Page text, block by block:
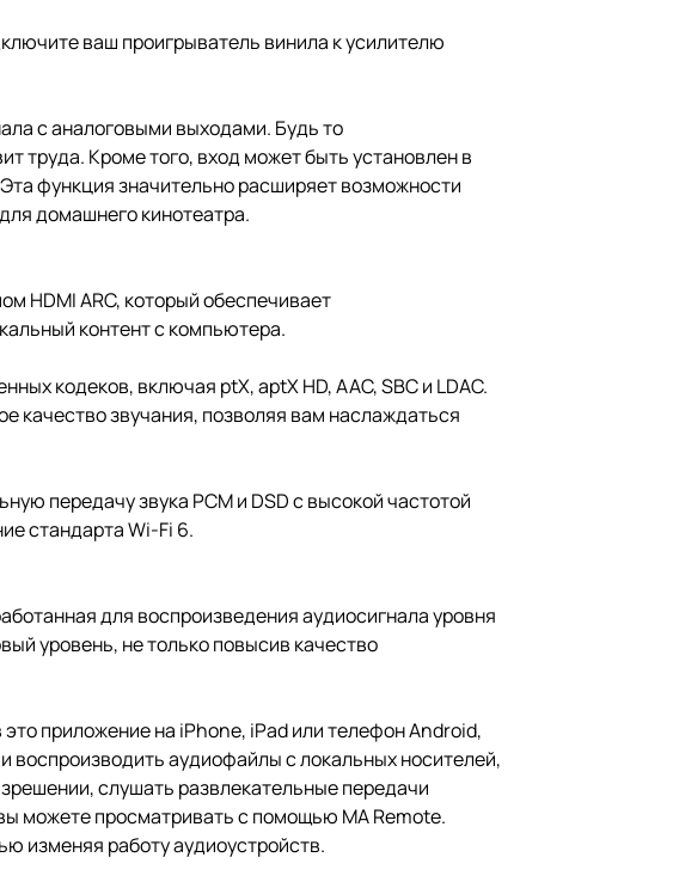
ваш проигрыватель винила к усилителю
с аналоговыми выходами. Будь то
труда. Кроме того, вход может быть установлен в
функция значительно расширяет возможности
домашнего кинотеатра.
HDMI ARC, который обеспечивает
контент с компьютера.
кодеков, включая ptX, aptX HD, AAC, SBC и LDAC.
качество звучания, позволяя вам наслаждаться
передачу звука PCM и DSD с высокой частотой
стандарта Wi-Fi 6.
для воспроизведения аудиосигнала уровня
уровень, не только повысив качество
приложение на iPhone, iPad или телефон Android,
аудиофайлы с локальных носителей,
слушать развлекательные передачи
можете просматривать с помощью MA Remote.
изменяя работу аудиоустройств.